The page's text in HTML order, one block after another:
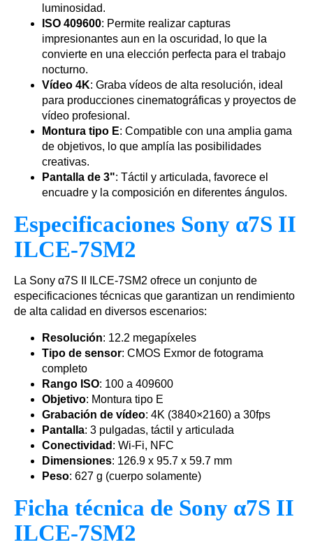
luminosidad.
ISO 409600: Permite realizar capturas
impresionantes aun en la oscuridad, lo que la
convierte en una elección perfecta para el trabajo
nocturno.
Vídeo 4K: Graba vídeos de alta resolución, ideal
para producciones cinematográficas y proyectos de
vídeo profesional.
Montura tipo E: Compatible con una amplia gama
de objetivos, lo que amplía las posibilidades
creativas.
Pantalla de 3": Táctil y articulada, favorece el
encuadre y la composición en diferentes ángulos.
Especificaciones Sony α7S II
ILCE-7SM2
La Sony α7S II ILCE-7SM2 ofrece un conjunto de
especificaciones técnicas que garantizan un rendimiento
de alta calidad en diversos escenarios:
Resolución: 12.2 megapíxeles
Tipo de sensor: CMOS Exmor de fotograma
completo
Rango ISO: 100 a 409600
Objetivo: Montura tipo E
Grabación de vídeo: 4K (3840×2160) a 30fps
Pantalla: 3 pulgadas, táctil y articulada
Conectividad : Wi-Fi, NFC
Dimensiones: 126.9 x 95.7 x 59.7 mm
Peso: 627 g (cuerpo solamente)
Ficha técnica de Sony α7S II
ILCE-7SM2